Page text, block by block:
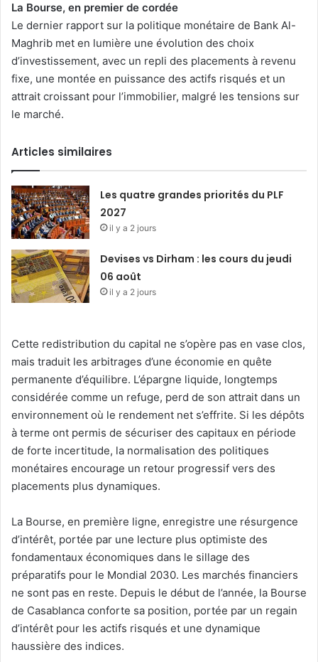
La Bourse, en premier de cordée
Le dernier rapport sur la politique monétaire de Bank Al-
Maghrib met en lumière une évolution des choix
d’investissement, avec un repli des placements à revenu
fixe, une montée en puissance des actifs risqués et un
attrait croissant pour l’immobilier, malgré les tensions sur
le marché.
Articles similaires
Les quatre grandes priorités du PLF
2027
il y a 2 jours
Devises vs Dirham : les cours du jeudi
06 août
il y a 2 jours
Cette redistribution du capital ne s’opère pas en vase clos,
mais traduit les arbitrages d’une économie en quête
permanente d’équilibre. L’épargne liquide, longtemps
considérée comme un refuge, perd de son attrait dans un
environnement où le rendement net s’effrite. Si les dépôts
à terme ont permis de sécuriser des capitaux en période
de forte incertitude, la normalisation des politiques
monétaires encourage un retour progressif vers des
placements plus dynamiques.
La Bourse, en première ligne, enregistre une résurgence
d’intérêt, portée par une lecture plus optimiste des
fondamentaux économiques dans le sillage des
préparatifs pour le Mondial 2030. Les marchés financiers
ne sont pas en reste. Depuis le début de l’année, la Bourse
de Casablanca conforte sa position, portée par un regain
d’intérêt pour les actifs risqués et une dynamique
haussière des indices.